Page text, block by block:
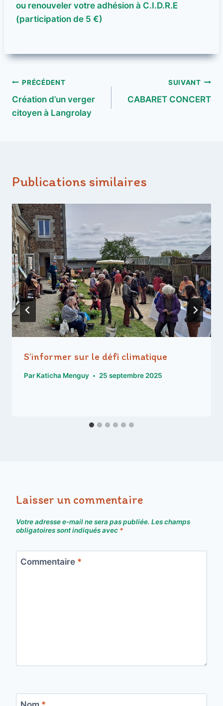
ou renouveler votre adhésion à C.I.D.R.E
(participation de 5 €)
Navigation
de
PRÉCÉDENT
Création d’un verger
citoyen à Langrolay
SUIVANT
CABARET CONCERT
Publications similaires
S’informer sur le défi climatique
Par Katicha Menguy 25 septembre 2025
Laisser un commentaire
Votre adresse e-mail ne sera pas publiée. Les champs
obligatoires sont indiqués avec *
Commentaire *